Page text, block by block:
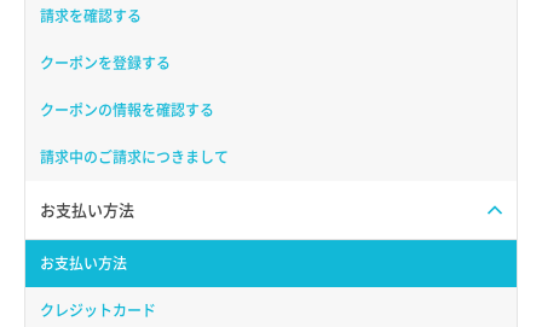
請求を確認する
クーポンを登録する
クーポンの情報を確認する
請求中のご請求につきまして
お支払い方法
お支払い方法
クレジットカード